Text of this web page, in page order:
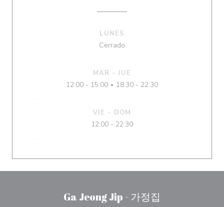
LUNES
Cerrado
MAR -JUE
12:00 - 15:00 • 18:30 - 22:30
VIE - DOM
12:00 - 22:30
Ga Jeong Jip - 가정집